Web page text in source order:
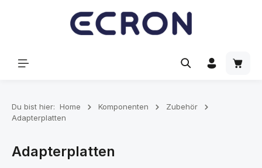
Du bist hier: Home Komponenten
Zubehör
Adapterplatten
Adapterplatten